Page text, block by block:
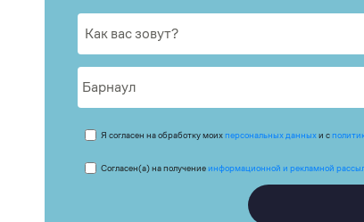
Я согласен на обработку моихперсональных данныхи с
Согласен(а) на получениеинформационной и рекламной